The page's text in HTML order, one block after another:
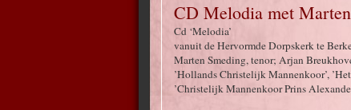
CD Melodia met
Cd ‘Melodia’
vanuit de Hervormde Dorpskerk te
Marten Smeding, tenor; Arjan
’Hollands Christelijk Mannenkoor’,
’Christelijk Mannenkoor Prins